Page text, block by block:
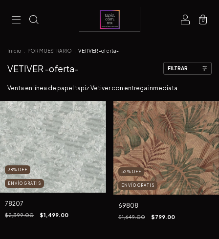
0
Inicio POR MUESTRARIO VETIVER -oferta-
VETIVER -oferta- FILTRAR
Venta en línea de papel tapiz Vetiver con entrega inmediata.
38% OFF
ENVÍO GRATIS
78207
$2,399.00 $1,499.00
52 % OFF
ENVÍO GRATIS
69808
$1,649.00 $799.00